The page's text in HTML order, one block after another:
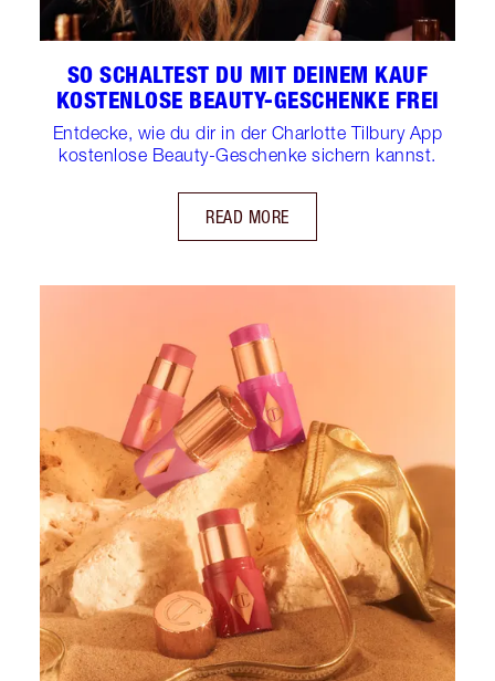
SO SCHALTEST DU MIT DEINEM KAUF
KOSTENLOSE BEAUTY-GESCHENKE FREI
Entdecke, wie du dir in der Charlotte Tilbury App
kostenlose Beauty-Geschenke sichern kannst.
READ MORE